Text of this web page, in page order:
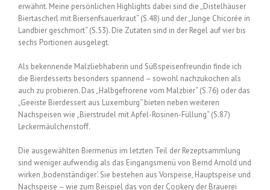
erwähnt. Meine persönlichen Highlights dabei sind die „Distelhäuser
Biertascherl mit Biersenfsauerkraut“ (S.48) und der „Junge Chicorée in
Landbier geschmort“ (S.53). Die Zutaten sind in der Regel auf vier bis
sechs Portionen ausgelegt.
Als bekennende Malzliebhaberin und Süßspeisenfreundin finde ich
die Bierdesserts besonders spannend – sowohl nachzukochen als
auch zu probieren. Das „Halbgefrorene vom Malzbier“ (S.76) oder das
„Geeiste Bierdessert aus Luxemburg“ bieten neben weiteren
Nachspeisen wie „Bierstrudel mit Apfel-Rosinen-Füllung“ (S.87)
Leckermäulchenstoff.
Die ausgewählten Biermenüs im letzten Teil der Rezeptsammlung
sind weniger aufwendig als das Eingangsmenü von Bernd Arnold und
wirken ‚bodenständiger‘. Sie bestehen aus Vorspeise, Hauptspeise und
Nachspeise – wie zum Beispiel das von der Cookery der Brauerei